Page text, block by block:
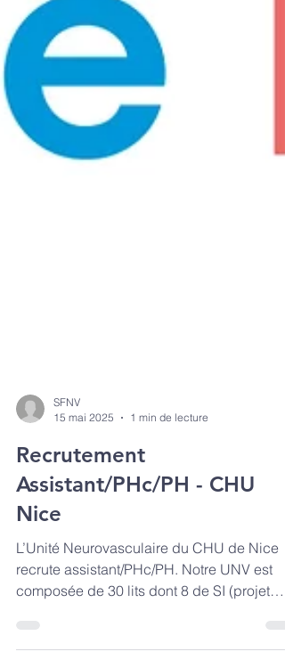
15 mai 2025
1 min de lecture
Recrutement
Assistant/PHc/PH - CHU
Nice
L’Unité Neurovasculaire du CHU de Nice
recrute assistant/PHc/PH. Notre UNV est
composée de 30 lits dont 8 de SI (projet